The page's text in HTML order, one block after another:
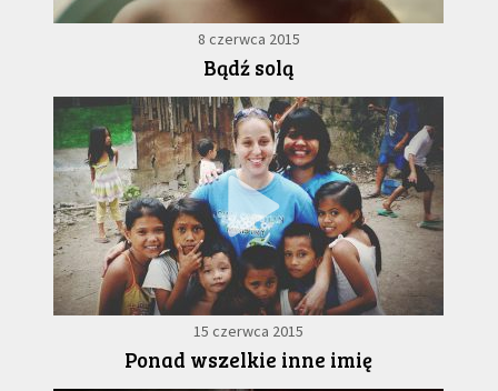
8 czerwca 2015
Bądź solą
15 czerwca 2015
Ponad wszelkie inne imię